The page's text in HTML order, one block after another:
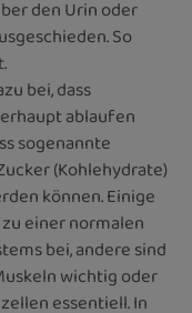
den Urin oder
So
bei, dass
ablaufen
sogenannte
(Kohlehydrate)
können. Einige
einer normalen
bei, andere sind
wichtig oder
essentiell. In